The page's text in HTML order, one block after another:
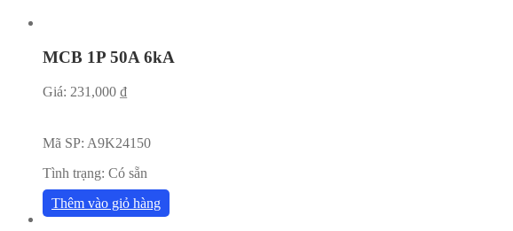
MCB 1P 50A 6kA
Giá: 231,000 ₫
Mã SP: A9K24150
Tình trạng: Có sẵn
Thêm vào giỏ hàng